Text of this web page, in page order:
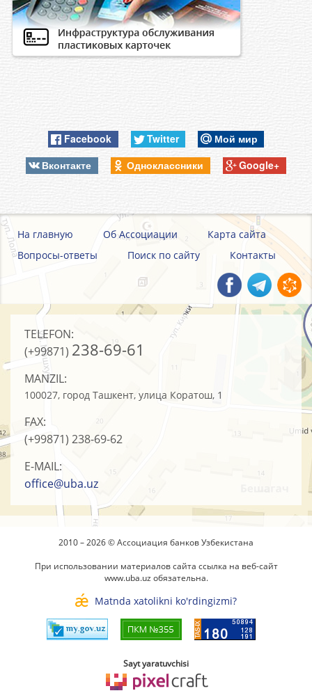
Facebook Twitter
Мой мир
Вконтакте
Одноклассники Google+
На главную Об Ассоциации
Карта сайта
Вопросы-ответы
Поиск по сайту Контакты
TELEFON:
(+99871) 238-69-61
MANZIL:
100027, город Ташкент, улица Коратош, 1
FAX:
(+99871) 238-69-62
E-MAIL:
office@uba.uz
2010 – 2026 © Ассоциация банков Узбекистана
При использовании материалов сайта ссылка на веб-сайт
www.uba.uz обязательна.
Matnda xatolikni ko'rdingizmi?
Sayt yaratuvchisi